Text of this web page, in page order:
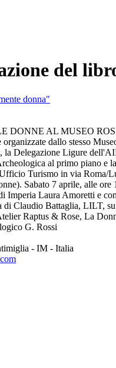
del
donna"
AL MUSEO
dallo stesso
la Delegazione Ligure
al primo piano e
Turismo in via Roma/
Sabato 7 aprile, alle
Imperia Laura Amoretti e
di Claudio Battaglia, LILT,
Raptus & Rose, La
- IM - Italia